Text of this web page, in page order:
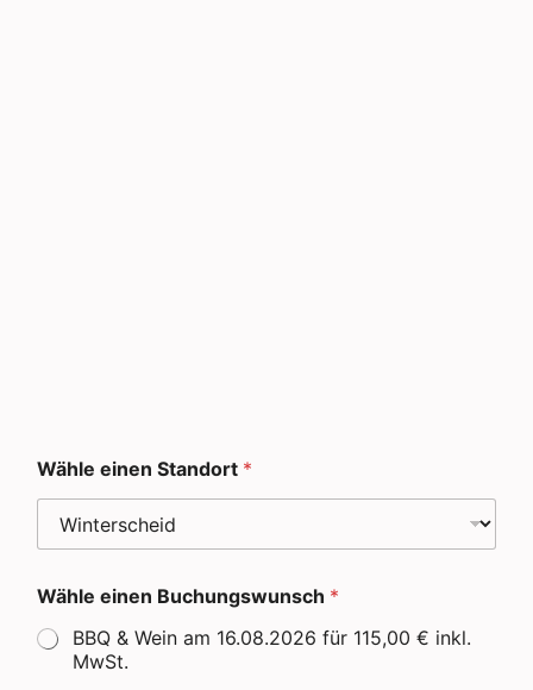
Wähle einen Standort *
Wähle einen Buchungswunsch *
BBQ & Wein am 16.08.2026 für 115,00 € inkl.
MwSt.